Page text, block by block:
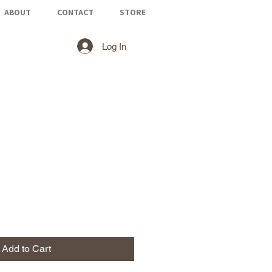
ABOUT CONTACT STORE
Log In
Add to Cart